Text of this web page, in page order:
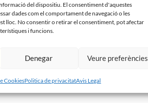
del dispositiu. El consentiment d'aquestes
dades com el comportament de navegació o les
lloc. No consentir o retirar el consentiment, pot afectar
i funcions.
Denegar Veure preferències
CookiesPolitica de privacitatAvis Legal
format a Espanya en clubs
últimes temporades ha
amb el Fuenlabrada ‘B’.
Sabadell.